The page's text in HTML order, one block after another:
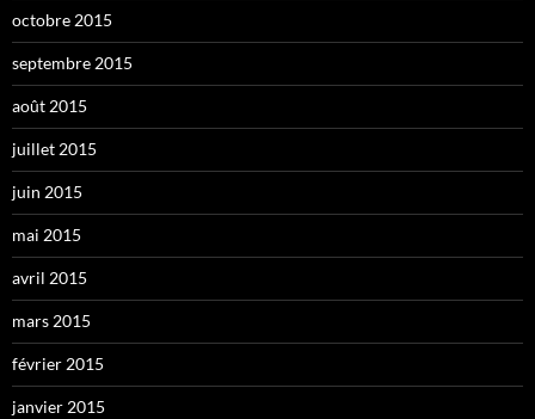
octobre 2015
septembre 2015
août 2015
juillet 2015
juin 2015
mai 2015
avril 2015
mars 2015
février 2015
janvier 2015